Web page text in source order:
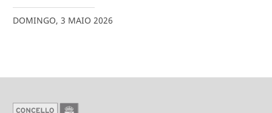
DOMINGO, 3 MAIO 2026